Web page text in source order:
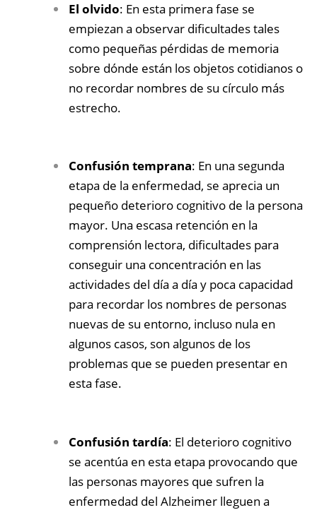
El olvido: En esta primera fase se
empiezan a observar dificultades tales
como pequeñas pérdidas de memoria
sobre dónde están los objetos cotidianos o
no recordar nombres de su círculo más
estrecho.
Confusión temprana: En una segunda
etapa de la enfermedad, se aprecia un
pequeño deterioro cognitivo de la persona
mayor. Una escasa retención en la
comprensión lectora, dificultades para
conseguir una concentración en las
actividades del día a día y poca capacidad
para recordar los nombres de personas
nuevas de su entorno, incluso nula en
algunos casos, son algunos de los
problemas que se pueden presentar en
esta fase.
Confusión tardía: El deterioro cognitivo
se acentúa en esta etapa provocando que
las personas mayores que sufren la
enfermedad del Alzheimer lleguen a